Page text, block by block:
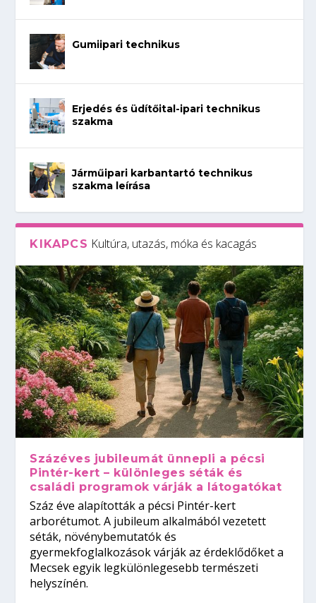
Gumiipari technikus
Erjedés és üdítőital-ipari technikus
szakma
Járműipari karbantartó technikus
szakma leírása
KIKAPCS Kultúra, utazás, móka és kacagás
Százéves jubileumát ünnepli a pécsi
Pintér-kert – különleges séták és
családi programok várják a látogatókat
Száz éve alapították a pécsi Pintér-kert
arborétumot. A jubileum alkalmából vezetett
séták, növénybemutatók és
gyermekfoglalkozások várják az érdeklődőket a
Mecsek egyik legkülönlegesebb természeti
helyszínén.